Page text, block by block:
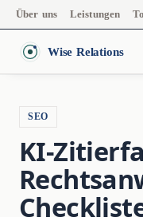
Über uns Leistungen
Wise Relations
SEO
KI-